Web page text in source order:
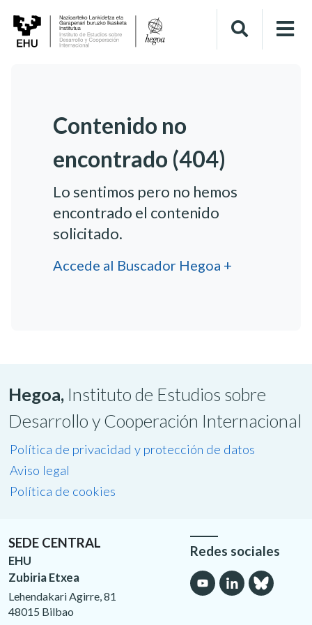
Contenido no
encontrado (404)
Lo sentimos pero no hemos
encontrado el contenido
solicitado.
Accede al Buscador Hegoa +
Hegoa, Instituto de Estudios sobre
Desarrollo y Cooperación Internacional
Política de privacidad y protección de datos
Aviso legal
Política de cookies
SEDE CENTRAL
EHU
Zubiria Etxea
Lehendakari Agirre, 81
48015 Bilbao
Redes sociales